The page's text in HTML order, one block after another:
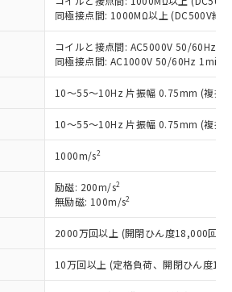
同極接点間: 1000MΩ以上 (DC500V絶
コイルと接点間: AC5000V 50/60Hz
同極接点間: AC1000V 50/60Hz 1min
10～55～10Hz 片振幅 0.75mm (複振
10～55～10Hz 片振幅 0.75mm (複振
1000m/s2
励磁: 200m/s2
無励磁: 100m/s2
2000万回以上 (開閉ひん度18,000回/h)
10万回以上 (定格負荷、開閉ひん度
況および標準価格照会結果は、
ている更新日時点での社内デー
づき作成されるものであり、閲
た時点での実際の在庫および標
とは異なる場合があることをご
納期状況および標準価格はお客
引先、またはお客様担当のオ
制御機器販売店・当社販売員に
ください。
ン制御機器販売店や当社販売拠
販売ネットワーク
」をご確認
および標準価格結果を当社の
諾なく第三者に漏洩または開
ようお願いします。
ーツ機能（部品リスト作成サー
10物質）：
以下、 水銀(Hg) 1000ppm以下、 カド
1000ppm以下、ポリ臭化ビフェニル
以下、ポリ臭化ジフェニルエーテル類
以下、フタル酸ビス(2-エチルヘキシ
） 1000ppm以下、フタル酸ジブチル
以下、フタル酸ジイソブチル
で産業用監視および制御機器に対する
く。
ことを確認しています。
月
り替え状況などにより、予定
質の基準値 (GB/T26572)：
、 Hg(水銀) : 1000ppm、 Cd(カドミウ
、 PBDEs(ポリ臭化ジフェニルエーテ
チル) : 1000ppm、 DIBP(フタル酸ジ
、 BBP(フタル酸ブチルベンジ
ス(2-エチルヘキシル)) : 1000ppm
使用期限
物質（10物質）のすべてが基
ることを示します。
の使用状況下において有害物
｢規制貨物等」という）を輸出
国外への提供する場合は、日本
の輸出許可(または役務取引許
得するなどの必要な手続きを
規制貨物を破棄する場合は、完
するなど、違法に輸出されな
必要な手段を講じます。
貴社製品を、核兵器、ミサイ
学兵器、生物兵器またはその他
にこれらの製造装置等に一切
たしません。
、貴社製品を第三者に販売する
上記1、2および3の内容を当
よび販売に係わる関係者が違
定数以上の在庫あり
定数には満たないが在庫あり
庫なし(最新の在庫状況につ
ては、お客様のお取引先、ま
はお客様担当のオムロン制御
注生産機種、また在庫状況の